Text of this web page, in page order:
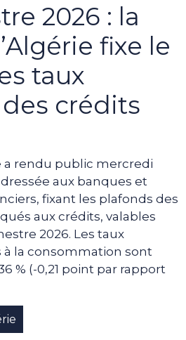
2026 : la
fixe le
taux
crédits
a rendu public mercredi
aux banques et
fixant les plafonds des
aux crédits, valables
2026. Les taux
à la consommation sont
% (-0,21 point par rapport